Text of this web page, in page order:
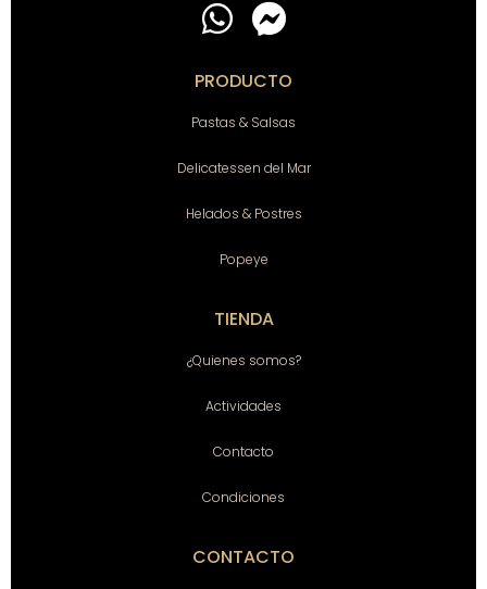
PRODUCTO
Pastas & Salsas
Delicatessen del Mar
Helados & Postres
Popeye
TIENDA
¿Quienes somos?
Actividades
Contacto
Condiciones
CONTACTO